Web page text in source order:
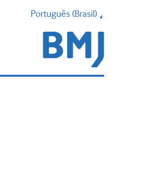
Português (Brasil)